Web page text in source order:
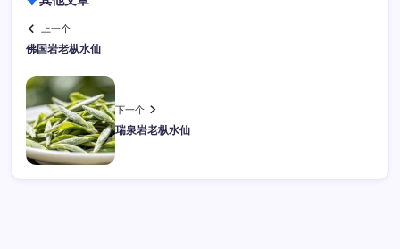
上一个
佛国岩老枞水仙
下一个
瑞泉岩老枞水仙